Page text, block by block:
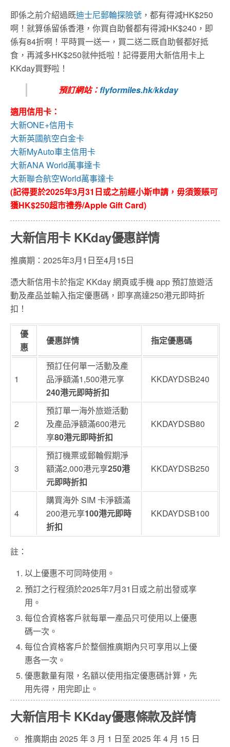
即係之前介紹過既迪士尼郵輪探險號 ，都有得減HK$250
啊！就算係留係香港，你買自助餐都有得減HK$240，即
係有84折啊！平時買一送一，買二送二既自助餐都好抵
食，再減多HK$250就仲抵啦！記得要用大新信用卡上
KKday買野啦！
預訂網站：flyformiles.hk/kkday
適用信用卡：
大新ONE+信用卡
大新英國航空白金卡
大新MyAuto車主信用卡
大新ANA World萬事達卡
大新聯合航空World萬事達卡
(記得要於2025年3月31日或之前經小斯申請，毋須簽賬可
獲HK$250超市禮券/Apple Gift Card)
大新信用卡 KKday優惠詳情
推廣期：2025年3月1日至4月15日
憑大新信用卡於指定 KKday 網頁或手機 app 預訂旅遊活
動及產品並輸入指定優惠碼，即享高達250港元即時折
扣！
優
惠
優惠詳情 指定優惠碼
1
預訂任何單一活動及產
品淨額滿1,500港元享
240港元即時折扣
KKDAYDSB240
2
預訂單一海外旅遊活動
及產品淨額滿600港元
享80港元即時折扣
KKDAYDSB80
3
預訂機票或郵輪假期淨
額滿2,000港元享250港
元即時折扣
KKDAYDSB250
4
購買海外 SIM 卡淨額滿
200港元享100港元即時
折扣
KKDAYDSB100
註：
以上優惠不可同時使用。
預訂之行程須於2025年7月31日或之前出發或享
用。
每位合資格客戶就每單一產品只可使用以上優惠
碼一次。
每位合資格客戶於整個推廣期內只可享用以上優
惠各一次。
優惠數量有限，名額以使用指定優惠碼計算，先
用先得，用完即止。
大新信用卡 KKday優惠條款及詳情
推廣期由 2025 年 3 月 1 日至 2025 年 4 月 15 日